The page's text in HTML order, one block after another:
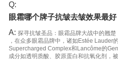
Q:
眼霜哪个牌子抗皱去皱效果最好
A: 探寻抗皱圣品：眼霜品牌大战中的翘
，在众多眼霜品牌中，诸如Estée Lauder
Supercharged Complex和Lancôme的
成分如透明质酸、胶原蛋白和抗氧化剂，